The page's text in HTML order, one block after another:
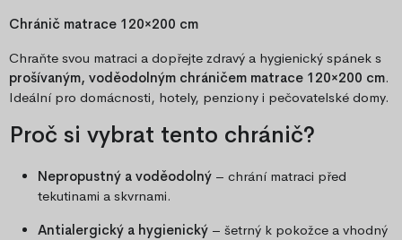
Chránič matrace 120×200 cm
Chraňte svou matraci a dopřejte zdravý a hygienický spánek s
prošívaným, voděodolným chráničem matrace 120×200 cm.
Ideální pro domácnosti, hotely, penziony i pečovatelské domy.
Proč si vybrat tento chránič?
Nepropustný a voděodolný – chrání matraci před
tekutinami a skvrnami.
Antialergický a hygienický – šetrný k pokožce a vhodný